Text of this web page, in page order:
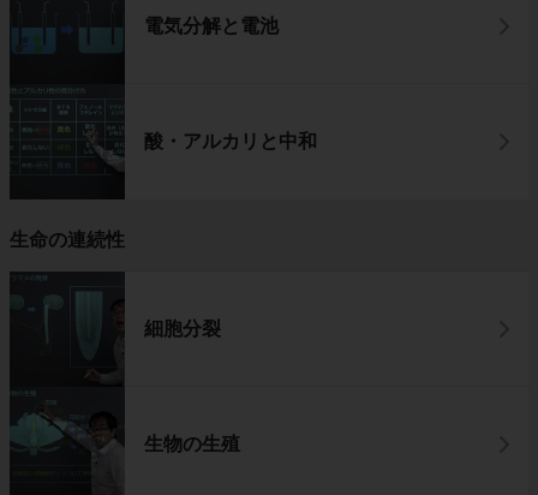
電気分解と電池
酸・アルカリと中和
生命の連続性
細胞分裂
生物の生殖